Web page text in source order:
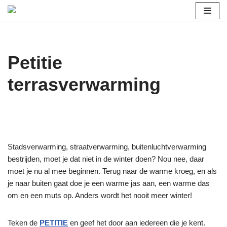
inhoud
Petitie
terrasverwarming
Stadsverwarming, straatverwarming, buitenluchtverwarming
bestrijden, moet je dat niet in de winter doen? Nou nee, daar
moet je nu al mee beginnen. Terug naar de warme kroeg, en als
je naar buiten gaat doe je een warme jas aan, een warme das
om en een muts op. Anders wordt het nooit meer winter!
Teken de PETITIE en geef het door aan iedereen die je kent.